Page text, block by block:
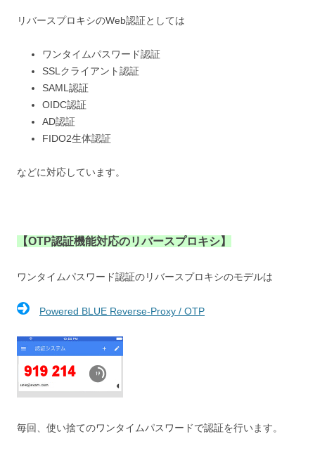
リバースプロキシのWeb認証としては
ワンタイムパスワード認証
SSLクライアント認証
SAML認証
OIDC認証
AD認証
FIDO2生体認証
などに対応しています。
【OTP認証機能対応のリバースプロキシ】
ワンタイムパスワード認証のリバースプロキシのモデルは
Powered BLUE Reverse-Proxy / OTP
毎回、使い捨てのワンタイムパスワードで認証を行います。